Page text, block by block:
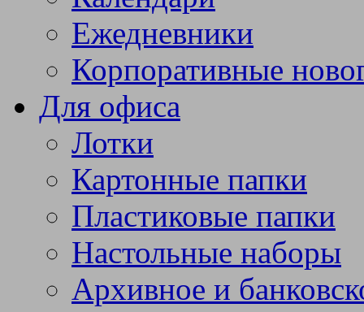
Ежедневники
Корпоративные
Для офиса
Лотки
Картонные папки
Пластиковые папки
Настольные наборы
Архивное и